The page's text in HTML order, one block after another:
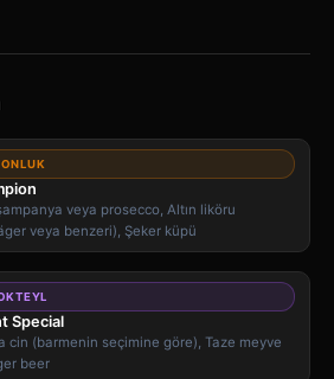
veya prosecco, Altın liköru
veya benzeri), Şeker küpü
Special
cin (barmenin seçimine göre), Taze meyve
beer